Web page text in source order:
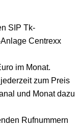
SIP Tk-
Centrexx
im Monat.
zum Preis
und Monat dazu
Rufnummern